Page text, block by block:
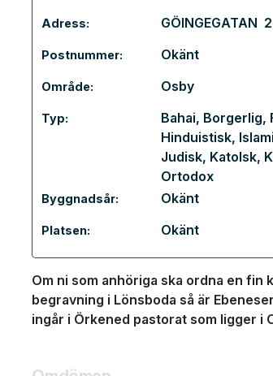
Adress: GÖINGEGATAN 2
Postnummer: Okänt
Område: Osby
Typ: Bahai, Borgerlig,
Hinduistisk,
Judisk, Katolsk,
Ortodox
Byggnadsår: Okänt
Platsen: Okänt
Om ni som anhöriga ska ordna en
begravning i Lönsboda så är
ingår i Örkened pastorat som ligger i